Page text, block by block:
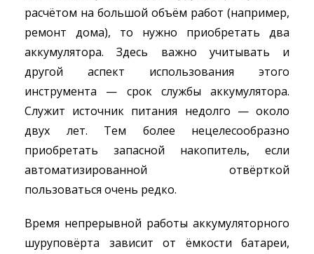
расчётом на большой объём работ (например,
ремонт дома), то нужно приобретать два
аккумулятора. Здесь важно учитывать и
другой аспект использования этого
инструмента — срок службы аккумулятора.
Служит источник питания недолго — около
двух лет. Тем более нецелесообразно
приобретать запасной накопитель, если
автоматизированной отвёрткой
пользоваться очень редко.
Время непрерывной работы аккумуляторного
шуруповёрта зависит от ёмкости батареи,